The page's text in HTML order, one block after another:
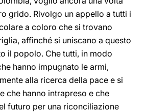
grido. Rivolgo un appello a tutti i
a coloro che si trovano
affinché si uniscano a questo
il popolo. Che tutti, in modo
hanno impugnato le armi,
alla ricerca della pace e si
che hanno intrapreso e che
futuro per una riconciliazione